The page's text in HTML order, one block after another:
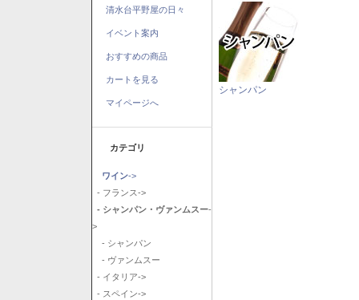
清水台平野屋の日々
イベント案内
おすすめの商品
カートを見る
マイページへ
カテゴリ
ワイン->
- フランス->
- シャンパン・ヴァンムスー-
>
- シャンパン
- ヴァンムスー
- イタリア->
- スペイン->
シャンパン